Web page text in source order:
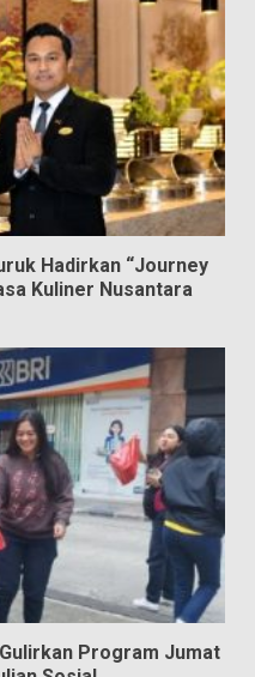
Hadirkan “Journey
Kuliner Nusantara
Program Jumat